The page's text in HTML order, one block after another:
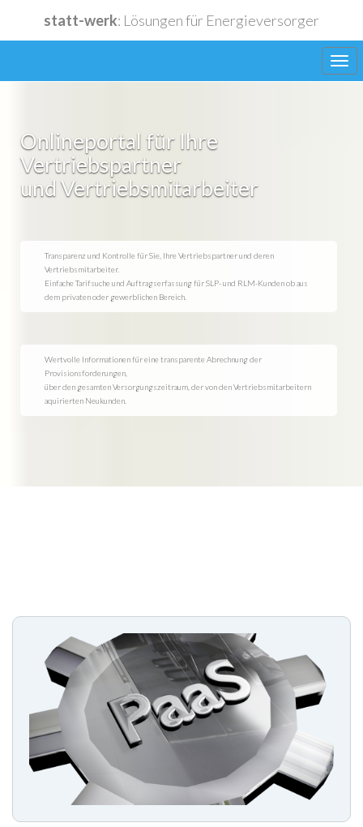
Lieferanten
Anwendungen
statt-werk: Lösungen für Energieversorger
Onlineportal für Ihre
Vertriebspartner
und Vertriebsmitarbeiter
Transparenz und Kontrolle für Sie, Ihre Vertriebspartner und deren
Vertriebsmitarbeiter.
Einfache Tarifsuche und Auftragserfassung für SLP- und RLM-Kunden ob aus
dem privaten oder gewerblichen Bereich.
Wertvolle Informationen für eine transparente Abrechnung der
Provisionsforderungen,
über den gesamten Versorgungszeitraum, der von den Vertriebsmitarbeitern
aquirierten Neukunden.